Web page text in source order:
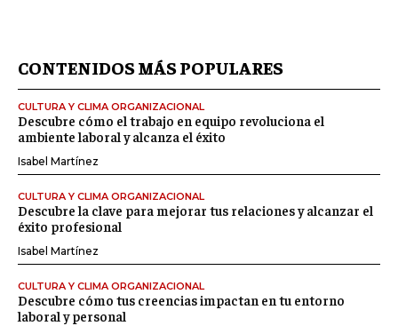
CONTENIDOS MÁS POPULARES
CULTURA Y CLIMA ORGANIZACIONAL
Descubre cómo el trabajo en equipo revoluciona el
ambiente laboral y alcanza el éxito
Isabel Martínez
CULTURA Y CLIMA ORGANIZACIONAL
Descubre la clave para mejorar tus relaciones y alcanzar el
éxito profesional
Isabel Martínez
CULTURA Y CLIMA ORGANIZACIONAL
Descubre cómo tus creencias impactan en tu entorno
laboral y personal